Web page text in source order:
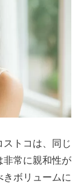
トコは、同じ
非常に親和性が
ボリュームに